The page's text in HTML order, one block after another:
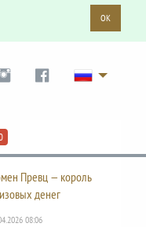
OK
Превц — король
денег
08:06